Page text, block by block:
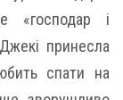
«господар і
принесла
спати на